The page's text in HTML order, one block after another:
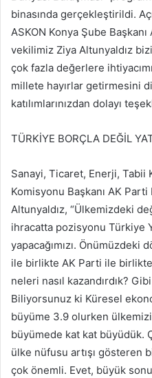
binasında gerçekleştirildi.
ASKON Konya Şube Başkanı
vekilimiz Ziya Altunyaldız
çok fazla değerlere
millete hayırlar getirmesini
katılımlarınızdan dolayı
TÜRKİYE BORÇLA DEĞİL
Sanayi, Ticaret, Enerji, Tabii
Komisyonu Başkanı AK
Altunyaldız, “Ülkemizdeki
ihracatta pozisyonu Türkiye
yapacağımızı. Önümüzdeki
ile birlikte AK Parti ile birlikte
neleri nasıl kazandırdık?
Biliyorsunuz ki Küresel
büyüme 3.9 olurken
büyümede kat kat büyüdük.
ülke nüfusu artışı gösteren
çok önemli. Evet, büyük